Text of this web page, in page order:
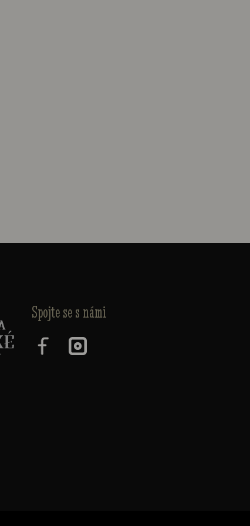
Spojte se s námi